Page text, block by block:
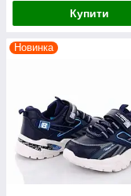
Купити
Новинка